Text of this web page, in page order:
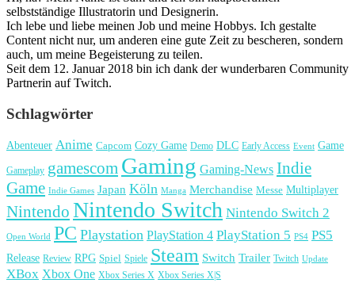
selbstständige Illustratorin und Designerin.
Ich lebe und liebe meinen Job und meine Hobbys. Ich gestalte
Content nicht nur, um anderen eine gute Zeit zu bescheren, sondern
auch, um meine Begeisterung zu teilen.
Seit dem 12. Januar 2018 bin ich dank der wunderbaren Community
Partnerin auf Twitch.
Schlagwörter
Abenteuer Anime Capcom Cozy Game Demo DLC Early Access Event Game
Gameplay gamescom Gaming Gaming-News Indie
Game Indie Games Japan Köln Manga Merchandise Messe Multiplayer
Nintendo Nintendo Switch Nintendo Switch 2
Open World PC Playstation PlayStation 4 PlayStation 5 PS4 PS5
Release Review RPG Spiel Spiele Steam Switch Trailer Twitch Update
XBox Xbox One Xbox Series X Xbox Series X|S